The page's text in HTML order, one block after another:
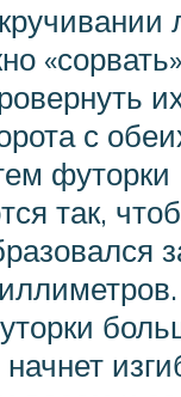
с
футорки
так,